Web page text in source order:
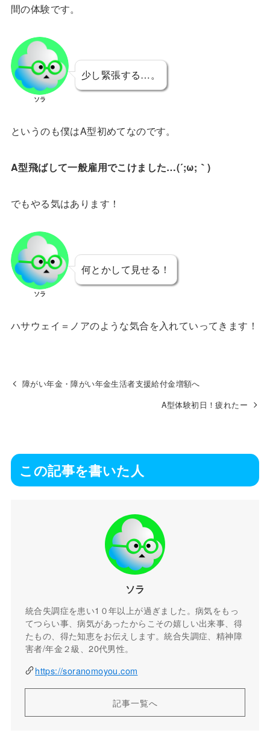
間の体験です。
ソラ
少し緊張する…。
というのも僕はA型初めてなのです。
A型飛ばして一般雇用でこけました…(´;ω;｀)
でもやる気はあります！
ソラ
何とかして見せる！
ハサウェイ＝ノアのような気合を入れていってきます！
障がい年金・障がい年金生活者支援給付金増額へ
A型体験初日！疲れたー
この記事を書いた人
ソラ
統合失調症を患い1０年以上が過ぎました。病気をもっ
てつらい事、病気があったからこその嬉しい出来事、得
たもの、得た知恵をお伝えします。統合失調症、精神障
害者/年金２級、20代男性。
https://soranomoyou.com
記事一覧へ